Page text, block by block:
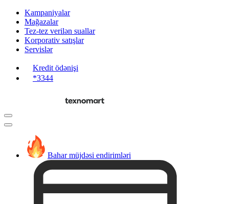
Kampaniyalar
Mağazalar
Tez-tez verilən suallar
Korporativ satışlar
Servislər
Kredit ödənişi
*3344
Bahar müjdəsi endirimləri